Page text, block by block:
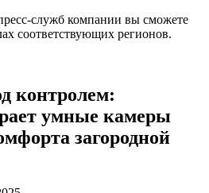
служб компании вы сможете
соответствующих регионов.
контролем:
умные камеры
загородной